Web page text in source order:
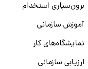
برون‌سپاری استخدام
آموزش سازمانی
نمایشگاه‌های کار
ارزیابی سازمانی